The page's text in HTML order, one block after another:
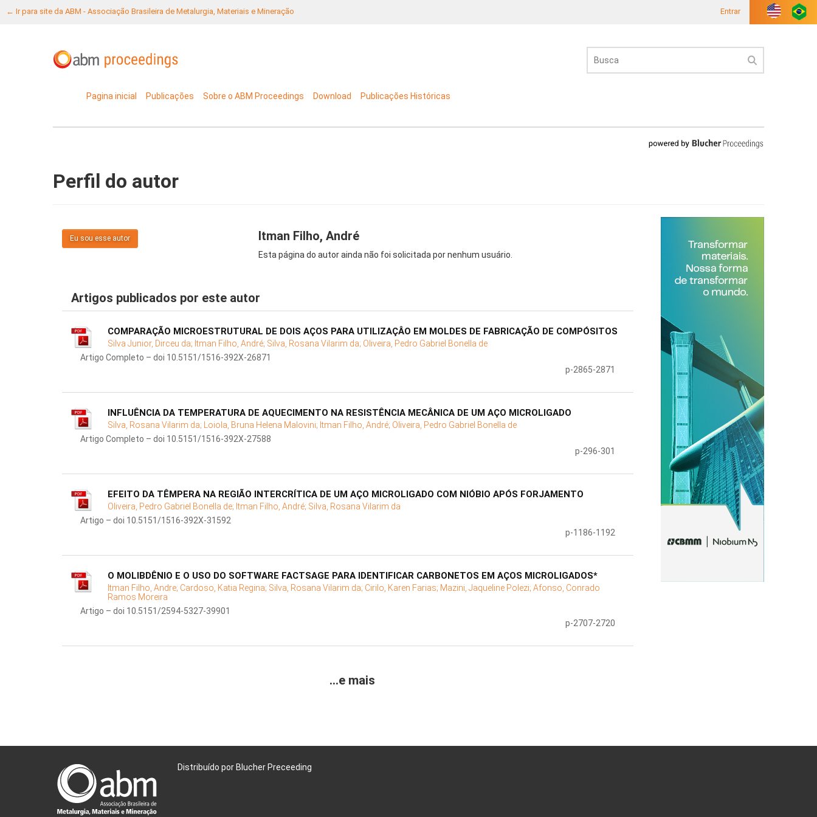
← Ir para site da ABM - Associação Brasileira de Metalurgia, Materiais e Mineração Entrar
Pagina inicial Publicações Sobre o ABM Proceedings Download Publicações Históricas
Perfil do autor
Eu sou esse autor Itman Filho, André
Esta página do autor ainda não foi solicitada por nenhum usuário.
Artigos publicados por este autor
COMPARAÇÃO MICROESTRUTURAL DE DOIS AÇOS PARA UTILIZAÇÂO EM MOLDES DE FABRICAÇÃO DE COMPÓSITOS
Silva Junior, Dirceu da; Itman Filho, André; Silva, Rosana Vilarim da; Oliveira, Pedro Gabriel Bonella de
Artigo Completo – doi 10.5151/1516-392X-26871
p-2865-2871
INFLUÊNCIA DA TEMPERATURA DE AQUECIMENTO NA RESISTÊNCIA MECÂNICA DE UM AÇO MICROLIGADO
Silva, Rosana Vilarim da; Loiola, Bruna Helena Malovini; Itman Filho, André; Oliveira, Pedro Gabriel Bonella de
Artigo Completo – doi 10.5151/1516-392X-27588
p-296-301
EFEITO DA TÊMPERA NA REGIÃO INTERCRÍTICA DE UM AÇO MICROLIGADO COM NIÓBIO APÓS FORJAMENTO
Oliveira, Pedro Gabriel Bonella de; Itman Filho, André; Silva, Rosana Vilarim da
Artigo – doi 10.5151/1516-392X-31592
p-1186-1192
O MOLIBDÊNIO E O USO DO SOFTWARE FACTSAGE PARA IDENTIFICAR CARBONETOS EM AÇOS MICROLIGADOS*
Itman Filho, Andre; Cardoso, Katia Regina; Silva, Rosana Vilarim da; Cirilo, Karen Farias; Mazini, Jaqueline Polezi; Afonso, Conrado
Ramos Moreira
Artigo – doi 10.5151/2594-5327-39901
p-2707-2720
...e mais
Distribuído por Blucher Preceeding